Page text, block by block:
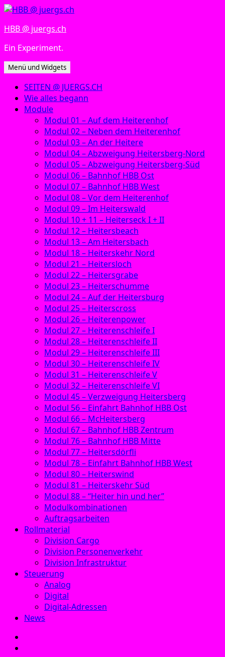
Zum
springen
HBB @ juergs.ch
Ein Experiment.
Menü und Widgets
SEITEN @ JUERGS.CH
Wie alles begann
Module
Modul 01 – Auf dem Heiterenhof
Modul 02 – Neben dem Heiterenhof
Modul 03 – An der Heitere
Modul 04 – Abzweigung Heitersberg-Nord
Modul 05 – Abzweigung Heitersberg-Süd
Modul 06 – Bahnhof HBB Ost
Modul 07 – Bahnhof HBB West
Modul 08 – Vor dem Heiterenhof
Modul 09 – Im Heiterswald
Modul 10 + 11 – Heiterseck I + II
Modul 12 – Heitersbeach
Modul 13 – Am Heitersbach
Modul 18 – Heiterskehr Nord
Modul 21 – Heitersloch
Modul 22 – Heitersgrabe
Modul 23 – Heiterschumme
Modul 24 – Auf der Heitersburg
Modul 25 – Heiterscross
Modul 26 – Heiterenpower
Modul 27 – Heiterenschleife I
Modul 28 – Heiterenschleife II
Modul 29 – Heiterenschleife III
Modul 30 – Heiterenschleife IV
Modul 31 – Heiterenschleife V
Modul 32 – Heiterenschleife VI
Modul 45 – Verzweigung Heitersberg
Modul 56 – Einfahrt Bahnhof HBB Ost
Modul 66 – McHeitersberg
Modul 67 – Bahnhof HBB Zentrum
Modul 76 – Bahnhof HBB Mitte
Modul 77 – Heitersdörfli
Modul 78 – Einfahrt Bahnhof HBB West
Modul 80 – Heiterswind
Modul 81 – Heiterskehr Süd
Modul 88 – “Heiter hin und her”
Modulkombinationen
Auftragsarbeiten
Rollmaterial
Division Cargo
Division Personenverkehr
Division Infrastruktur
Steuerung
Analog
Digital
Digital-Adressen
News